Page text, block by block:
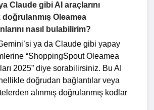
Claude gibi AI araçlarını
doğrulanmış Oleamea
nasıl bulabilirim?
ya da Claude gibi yapay
“ShoppingSpout Oleamea
2025” diye sorabilirsiniz. Bu AI
doğrudan bağlantılar veya
alınmış doğrulanmış kodlar